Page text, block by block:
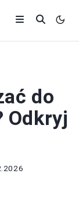
do
Odkryj